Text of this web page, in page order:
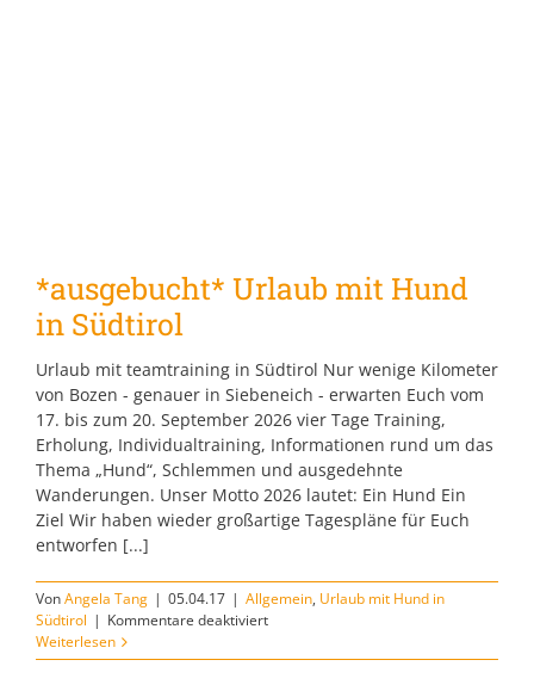
*ausgebucht* Urlaub mit Hund
in Südtirol
Urlaub mit teamtraining in Südtirol Nur wenige Kilometer
von Bozen - genauer in Siebeneich - erwarten Euch vom
17. bis zum 20. September 2026 vier Tage Training,
Erholung, Individualtraining, Informationen rund um das
Thema „Hund“, Schlemmen und ausgedehnte
Wanderungen. Unser Motto 2026 lautet: Ein Hund Ein
Ziel Wir haben wieder großartige Tagespläne für Euch
entworfen [...]
VonAngela Tang | 05.04.17 | Allgemein, Urlaub mit Hund in
Südtirol | Kommentare deaktiviertfür
Urlaub
Weiterlesen